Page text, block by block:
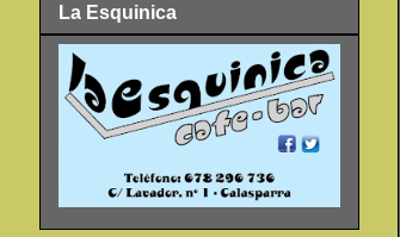
La Esquinica